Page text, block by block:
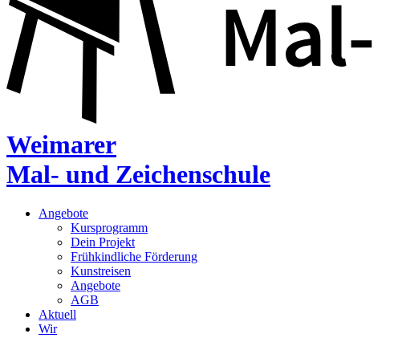
Weimarer
Mal- und Zeichenschule
Angebote
Kursprogramm
Dein Projekt
Frühkindliche Förderung
Kunstreisen
Angebote
AGB
Aktuell
Wir